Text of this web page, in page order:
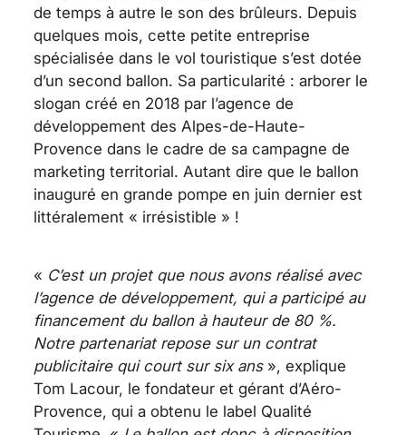
de temps à autre le son des brûleurs. Depuis
quelques mois, cette petite entreprise
spécialisée dans le vol touristique s’est dotée
d’un second ballon. Sa particularité : arborer le
slogan créé en 2018 par l’agence de
développement des Alpes-de-Haute-
Provence dans le cadre de sa campagne de
marketing territorial. Autant dire que le ballon
inauguré en grande pompe en juin dernier est
littéralement « irrésistible » !
« C’est un projet que nous avons réalisé avec
l’agence de développement, qui a participé au
financement du ballon à hauteur de 80 %.
Notre partenariat repose sur un contrat
publicitaire qui court sur six ans», explique
Tom Lacour, le fondateur et gérant d’Aéro-
Provence, qui a obtenu le label Qualité